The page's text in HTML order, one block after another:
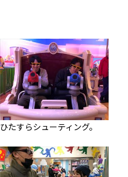
ひたすらシューティング。